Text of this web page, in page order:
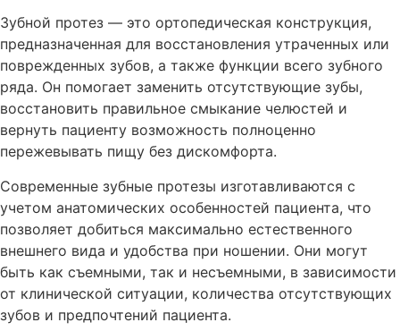
Зубной протез — это ортопедическая конструкция,
предназначенная для восстановления утраченных или
поврежденных зубов, а также функции всего зубного
ряда. Он помогает заменить отсутствующие зубы,
восстановить правильное смыкание челюстей и
вернуть пациенту возможность полноценно
пережевывать пищу без дискомфорта.
Современные зубные протезы изготавливаются с
учетом анатомических особенностей пациента, что
позволяет добиться максимально естественного
внешнего вида и удобства при ношении. Они могут
быть как съемными, так и несъемными, в зависимости
от клинической ситуации, количества отсутствующих
зубов и предпочтений пациента.